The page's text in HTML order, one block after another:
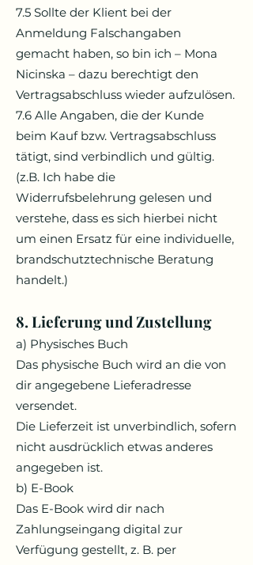
7.5 Sollte der Klient bei der
Anmeldung Falschangaben
gemacht haben, so bin ich – Mona
Nicinska – dazu berechtigt den
Vertragsabschluss wieder aufzulösen.
7.6 Alle Angaben, die der Kunde
beim Kauf bzw. Vertragsabschluss
tätigt, sind verbindlich und gültig.
(z.B. Ich habe die
Widerrufsbelehrung gelesen und
verstehe, dass es sich hierbei nicht
um einen Ersatz für eine individuelle,
brandschutztechnische Beratung
handelt.)
8. Lieferung und Zustellung
a) Physisches Buch
Das physische Buch wird an die von
dir angegebene Lieferadresse
versendet.
Die Lieferzeit ist unverbindlich, sofern
nicht ausdrücklich etwas anderes
angegeben ist.
b) E-Book
Das E-Book wird dir nach
Zahlungseingang digital zur
Verfügung gestellt, z. B. per